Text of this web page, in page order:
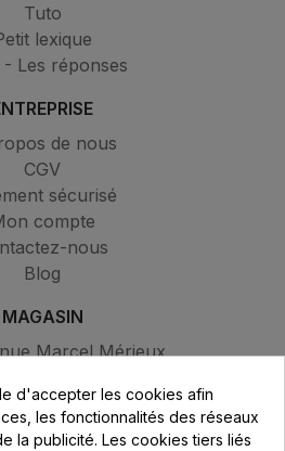
Tuto
lexique
- Les réponses
de nous
CGV
sécurisé
compte
nous
Blog
MAGASIN
Marcel Mérieux
Brignais
d'accepter les cookies afin
les fonctionnalités des réseaux
la publicité. Les cookies tiers liés